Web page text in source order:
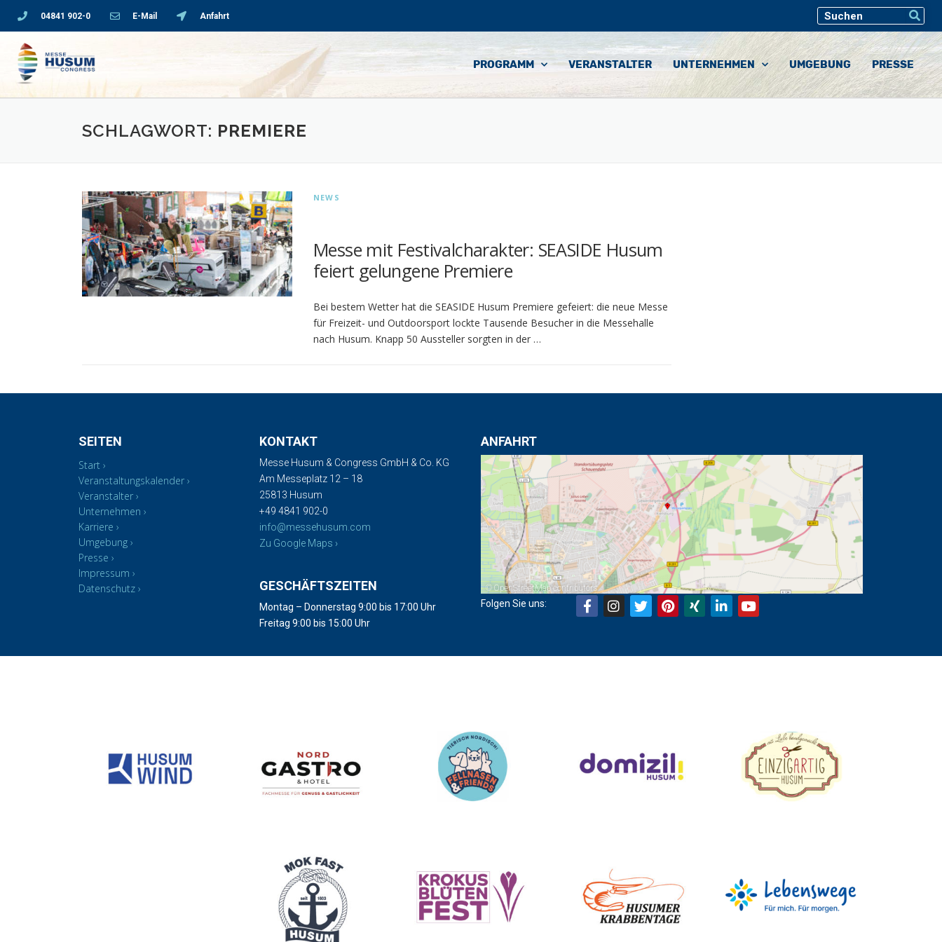
04841 902-0 E-Mail Anfahrt
PROGRAMM VERANSTALTER UNTERNEHMEN UMGEBUNG PRESSE
SCHLAGWORT: PREMIERE
NEWS
Messe mit Festivalcharakter: SEASIDE Husum
feiert gelungene Premiere
Bei bestem Wetter hat die SEASIDE Husum Premiere gefeiert: die neue Messe
für Freizeit- und Outdoorsport lockte Tausende Besucher in die Messehalle
nach Husum. Knapp 50 Aussteller sorgten in der …
SEITEN
Start
Veranstaltungskalender
Veranstalter
Unternehmen
Karriere
Umgebung
Presse
Impressum
Datenschutz
KONTAKT
Messe Husum & Congress GmbH & Co. KG
Am Messeplatz 12 – 18
25813 Husum
+49 4841 902-0
info@messehusum.com
Zu Google Maps ›
GESCHÄFTSZEITEN
Montag – Donnerstag 9:00 bis 17:00 Uhr
Freitag 9:00 bis 15:00 Uhr
ANFAHRT
©OpenStreetMap contributors
Folgen Sie uns: